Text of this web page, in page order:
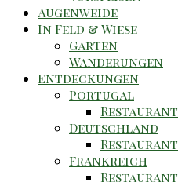
Augenweide
In Feld & Wiese
Garten
Wanderungen
Entdeckungen
Portugal
Restaurant
Deutschland
Restaurant
Frankreich
Restaurant